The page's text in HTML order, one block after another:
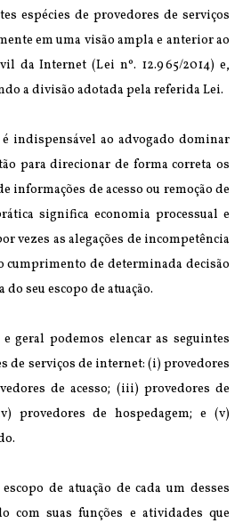
espécies de provedores de serviços
em uma visão ampla e anterior ao
da Internet (Lei nº. 12.965/2014) e,
a divisão adotada pela referida Lei.
indispensável ao advogado dominar
para direcionar de forma correta os
informações de acesso ou remoção de
significa economia processual e
vezes as alegações de incompetência
cumprimento de determinada decisão
seu escopo de atuação.
geral podemos elencar as seguintes
de serviços de internet: (i) provedores
de acesso; (iii) provedores de
provedores de hospedagem; e (v)
de atuação de cada um desses
com suas funções e atividades que